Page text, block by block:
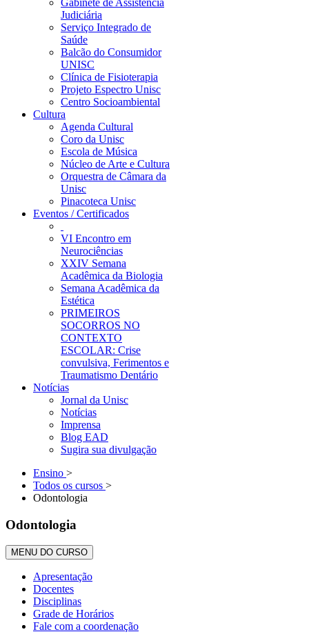
Gabinete de Assistência
Judiciária
Serviço Integrado de
Saúde
Balcão do Consumidor
UNISC
Clínica de Fisioterapia
Projeto Espectro Unisc
Centro Socioambiental
Cultura
Agenda Cultural
Coro da Unisc
Escola de Música
Núcleo de Arte e Cultura
Orquestra de Câmara da
Unisc
Pinacoteca Unisc
Eventos / Certificados
VI Encontro em
Neurociências
XXIV Semana
Acadêmica da Biologia
Semana Acadêmica da
Estética
PRIMEIROS
SOCORROS NO
CONTEXTO
ESCOLAR: Crise
convulsiva, Ferimentos e
Traumatismo Dentário
Notícias
Jornal da Unisc
Notícias
Imprensa
Blog EAD
Sugira sua divulgação
Ensino >
Todos os cursos >
Odontologia
Odontologia
MENU DO CURSO
Apresentação
Docentes
Disciplinas
Grade de Horários
Fale com a coordenação